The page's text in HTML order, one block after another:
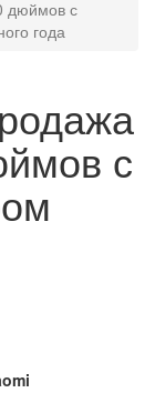
дюймов с
года
с